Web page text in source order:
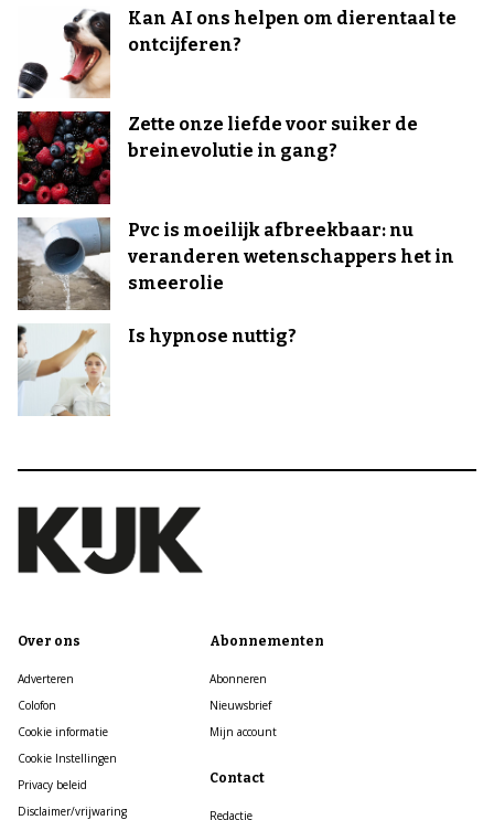
Kan AI ons helpen om dierentaal te
ontcijferen?
Zette onze liefde voor suiker de
breinevolutie in gang?
Pvc is moeilijk afbreekbaar: nu
veranderen wetenschappers het in
smeerolie
Is hypnose nuttig?
Over ons
Adverteren
Colofon
Cookie informatie
Cookie Instellingen
Privacy beleid
Disclaimer/vrijwaring
Abonnementen
Abonneren
Nieuwsbrief
Mijn account
Contact
Redactie